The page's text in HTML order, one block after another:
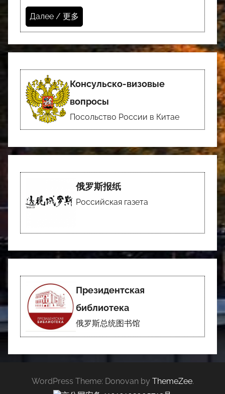
Далее / 更多
Консульско-визовые
вопросы
Посольство России в Китае
俄罗斯报纸
Российская газета
Президентская
библиотека
俄罗斯总统图书馆
WordPress Theme: Donovan by ThemeZee.